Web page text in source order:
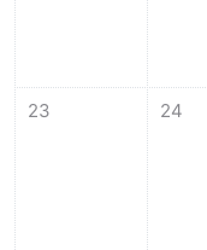
Немає подій,
23 24